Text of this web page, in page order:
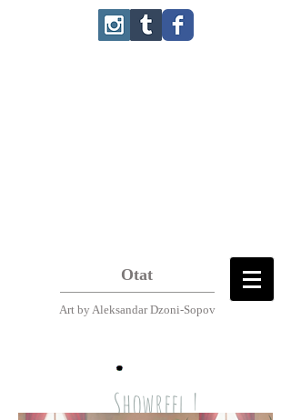
Otat
Art by Aleksandar Dzoni-Sopov
Showreel !